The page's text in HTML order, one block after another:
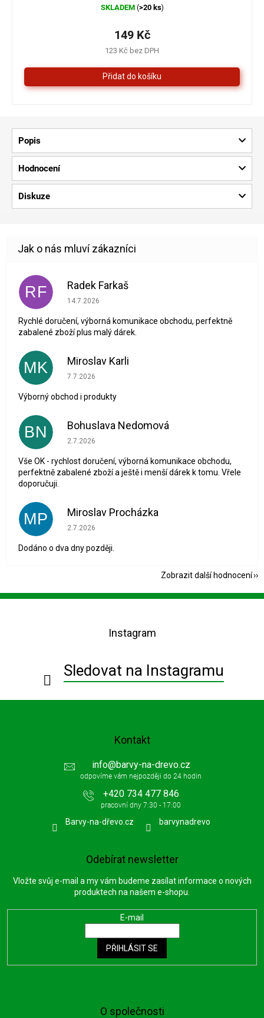
hodnocení
je
4,3
z
5
hvězdiček.
SKLADEM (>20 ks)
123 Kč bez DPH
149 Kč
Popis
Hodnocení
Diskuze
RF Radek Farkaš
Hodnocení obchodu je 5 z 5 hvězdiček.
14.7.2026
Rychlé doručení, výborná komunikace obchodu, perfektně
zabalené zboží plus malý dárek.
MK Miroslav Karli
Hodnocení obchodu je 5 z 5 hvězdiček.
7.7.2026
Výborný obchod i produkty
BN Bohuslava Nedomová
Hodnocení obchodu je 5 z 5 hvězdiček.
2.7.2026
Vše OK - rychlost doručení, výborná komunikace obchodu,
perfektně zabalené zboží a ještě i menší dárek k tomu. Vřele
doporučuji.
MP Miroslav Procházka
Hodnocení obchodu je 1 z 5 hvězdiček.
2.7.2026
Dodáno o dva dny později.
Zobrazit další hodnocení
Z
Instagram
Sledovat na Instagramu
O společnosti
Kontakt
info@barvy-na-drevo.cz
+420 734 477 846
Barvy-na-dřevo.cz barvynadrevo
Odebírat newsletter
Vložte svůj e-mail a my vám budeme zasílat informace o nových
produktech na našem e-shopu.
E-mail
PŘIHLÁSIT SE